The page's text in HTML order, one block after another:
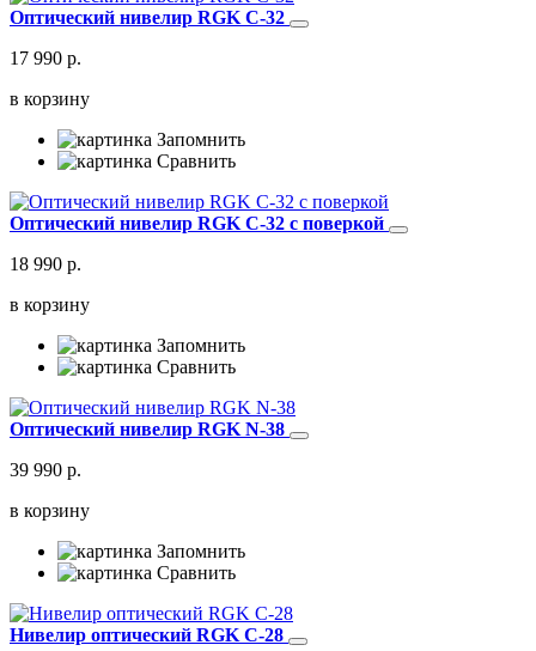
Оптический нивелир RGK C-32
17 990 р.
в корзину
Запомнить
Сравнить
Оптический нивелир RGK C-32 с поверкой
18 990 р.
в корзину
Запомнить
Сравнить
Оптический нивелир RGK N-38
39 990 р.
в корзину
Запомнить
Сравнить
Нивелир оптический RGK C-28